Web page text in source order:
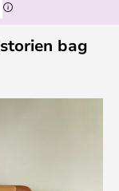
bag